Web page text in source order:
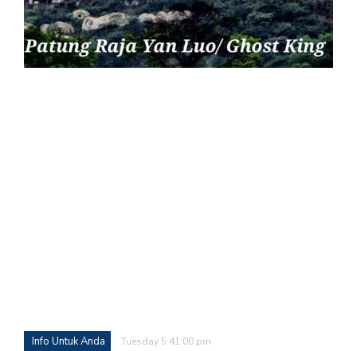
Info Untuk Anda Tuesday 5:41:00 pm